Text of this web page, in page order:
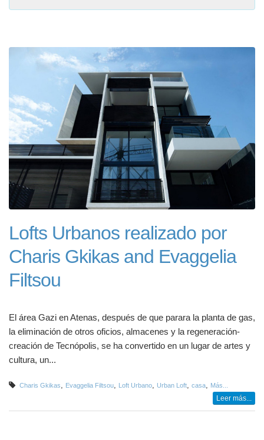
Lofts Urbanos realizado por
Charis Gkikas and Evaggelia
Filtsou
El área Gazi en Atenas, después de que parara la planta de gas,
la eliminación de otros oficios, almacenes y la regeneración-
creación de Tecnópolis, se ha convertido en un lugar de artes y
cultura, un...
Charis Gkikas Evaggelia Filtsou Loft Urbano Urban Loft casa Más...
Leer más...